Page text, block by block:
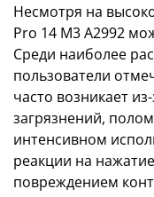
Несмотря на
Pro 14 M3 A2992
Среди наиболее
пользователи
часто возникает
загрязнений,
интенсивном
реакции на
повреждением